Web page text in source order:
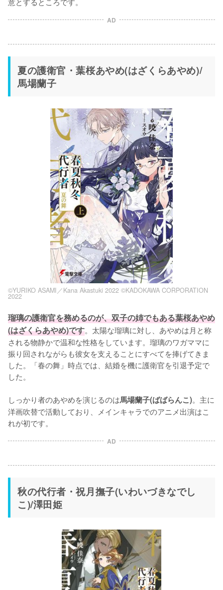
AD
夏の護衛官・葉桜あやめ(はざくらあやめ)/
馬場蘭子
©YURIKO ASAMI／Kana Akastuki 2022 ©KADOKAWA CORPORATION
2022
瑠璃の護衛官を務めるのが、双子の姉でもある葉桜あやめ
(はざくらあやめ)です。太陽な瑠璃に対し、あやめは月と称
される物静かで温和な性格をしています。瑠璃のワガママに
振り回されながらも彼女を支えることにすべてを捧げてきま
した。「春の舞」時点では、結婚を機に護衛官を引退予定で
した。
しっかり者のあやめを演じるのは馬場蘭子(ばばらんこ)。主に
洋画吹替で活動しており、メインキャラでのアニメ出演はこ
れが初です。
AD
秋の代行者・祝月撫子(いわいづきなでし
こ)/澤田姫